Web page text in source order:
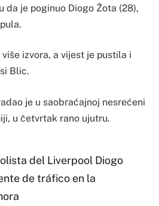
da je poginuo Diogo Žota (28),
izvora, a vijest je pustila i
Blic.
je u saobraćajnoj nesrećeni
u četvrtak rano ujutru.
del Liverpool Diogo
de tráfico en la